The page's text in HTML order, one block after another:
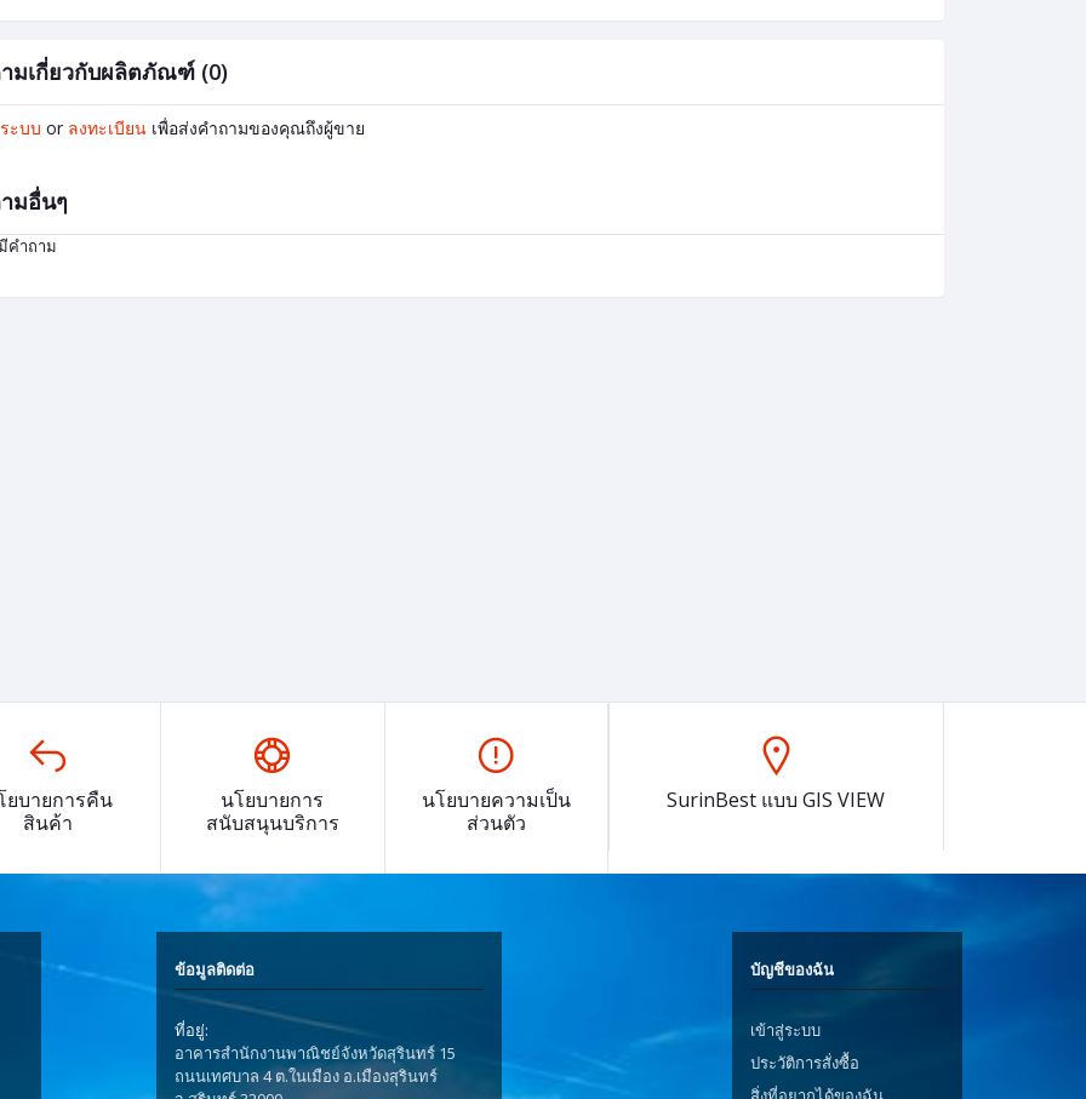
มเกี่ยวกับผลิตภัณฑ์ (0)
ะบบ or ลงทะเบียน เพื่อส่งคำถามของคุณถึงผู้ขาย
มอื่นๆ
คำถาม
ยบายการคืน
สินค้า
นโยบายการ
สนับสนุนบริการ
นโยบายความเป็น
ส่วนตัว
SurinBest แบบ GIS VIEW
ข้อมูลติดต่อ
ที่อยู่:
อาคารสำนักงานพาณิชย์จังหวัดสุรินทร์ 15
ถนนเทศบาล 4 ต.ในเมือง อ.เมืองสุรินทร์
บัญชีของฉัน
เข้าสู่ระบบ
ประวัติการสั่งซื้อ